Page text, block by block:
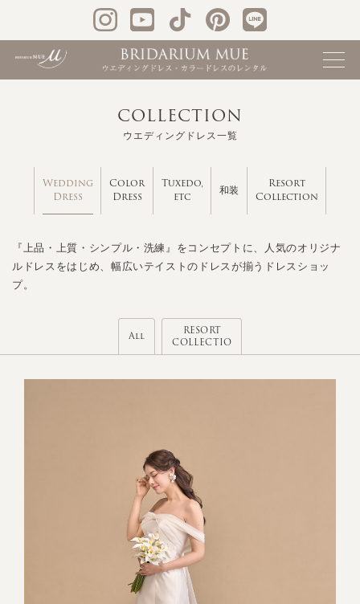
COLLECTION
ウエディングドレス一覧
Wedding
Dress
Color
Dress
Tuxedo,
etc
和装
Resort
Collection
『上品・上質・シンプル・洗練』をコンセプトに、人気のオリジナ
ルドレスをはじめ、幅広いテイストのドレスが揃うドレスショッ
プ。
All
RESORT
COLLECTIO